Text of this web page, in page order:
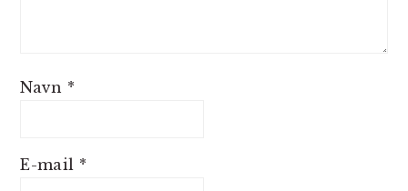
Navn *
E-mail *